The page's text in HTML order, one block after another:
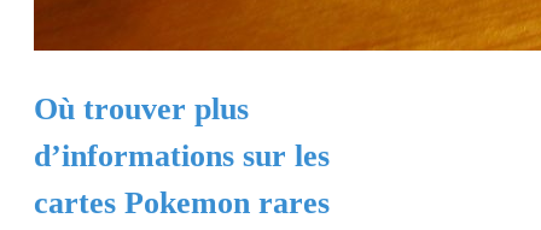
Où trouver plus
d’informations sur les
cartes Pokemon rares